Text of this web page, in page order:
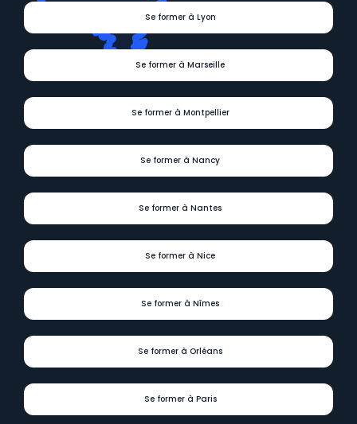
Se former à Lyon
Se former à Marseille
Se former à Montpellier
Se former à Nancy
Se former à Nantes
Se former à Nice
Se former à Nîmes
Se former à Orléans
Se former à Paris